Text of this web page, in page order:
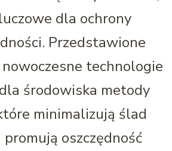
dla ochrony
Przedstawione
nowoczesne technologie
środowiska metody
minimalizują ślad
oszczędność